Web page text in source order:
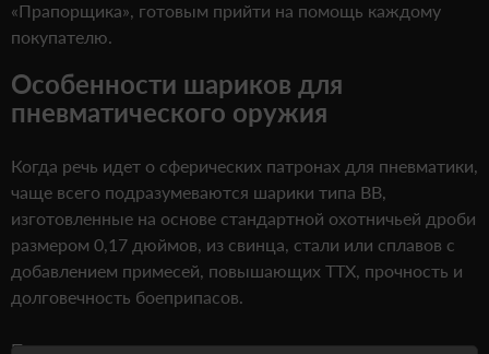
«Прапорщика», готовым прийти на помощь каждому
покупателю.
Особенности шариков для
пневматического оружия
Когда речь идет о сферических патронах для пневматики,
чаще всего подразумеваются шарики типа ВВ,
изготовленные на основе стандартной охотничьей дроби
размером 0,17 дюймов, из свинца, стали или сплавов с
добавлением примесей, повышающих ТТХ, прочность и
долговечность боеприпасов.
При этом важно помнить, что максимально дешевые